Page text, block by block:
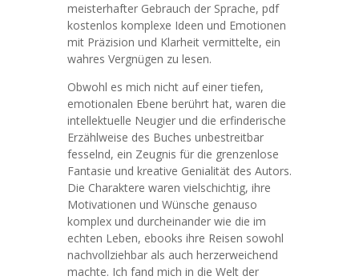
meisterhafter Gebrauch der Sprache, pdf
kostenlos komplexe Ideen und Emotionen
mit Präzision und Klarheit vermittelte, ein
wahres Vergnügen zu lesen.
Obwohl es mich nicht auf einer tiefen,
emotionalen Ebene berührt hat, waren die
intellektuelle Neugier und die erfinderische
Erzählweise des Buches unbestreitbar
fesselnd, ein Zeugnis für die grenzenlose
Fantasie und kreative Genialität des Autors.
Die Charaktere waren vielschichtig, ihre
Motivationen und Wünsche genauso
komplex und durcheinander wie die im
echten Leben, ebooks ihre Reisen sowohl
nachvollziehbar als auch herzerweichend
machte. Ich fand mich in die Welt der